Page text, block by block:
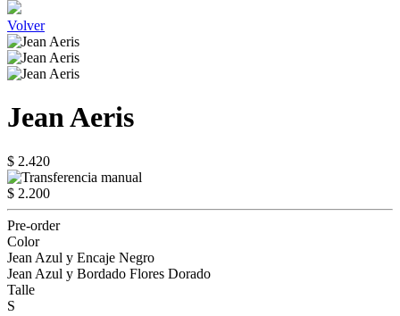
Volver
Jean Aeris
$ 2.420
$ 2.200
Pre-order
Color
Jean Azul y Encaje Negro
Jean Azul y Bordado Flores Dorado
Talle
S